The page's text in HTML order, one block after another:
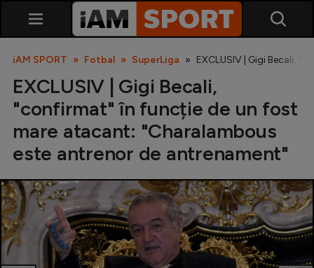
SuperLiga
Liga 2
Cupa României
Echipa Națională
iAM SPORT Fotbal SuperLiga EXCLUSIV | Gigi Becali,
EXCLUSIV | Gigi Becali,
"confirmat" în funcție de un fost
mare atacant: "Charalambous
este antrenor de antrenament"